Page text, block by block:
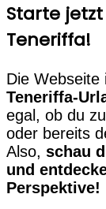
Starte
Teneriffa!
Die Webseite
Teneriffa-
egal, ob du
oder bereits
Also, schau
und
Perspektive!